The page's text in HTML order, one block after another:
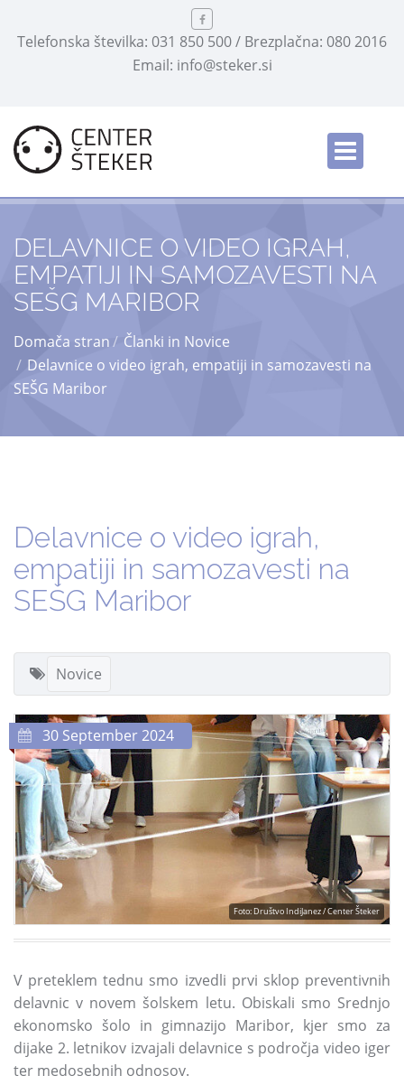
Telefonska številka: 031 850 500 / Brezplačna: 080 2016
Email: info@steker.si
DELAVNICE O VIDEO IGRAH,
EMPATIJI IN SAMOZAVESTI NA
SEŠG MARIBOR
Domača stran
Članki in Novice
Delavnice o video igrah, empatiji in samozavesti na
SEŠG Maribor
Delavnice o video igrah,
empatiji in samozavesti na
SEŠG Maribor
Novice
30 September 2024
Foto: Društvo IndiJanez / Center Šteker
V preteklem tednu smo izvedli prvi sklop preventivnih
delavnic v novem šolskem letu. Obiskali smo Srednjo
ekonomsko šolo in gimnazijo Maribor, kjer smo za
dijake 2. letnikov izvajali delavnice s področja video iger
ter medosebnih odnosov.